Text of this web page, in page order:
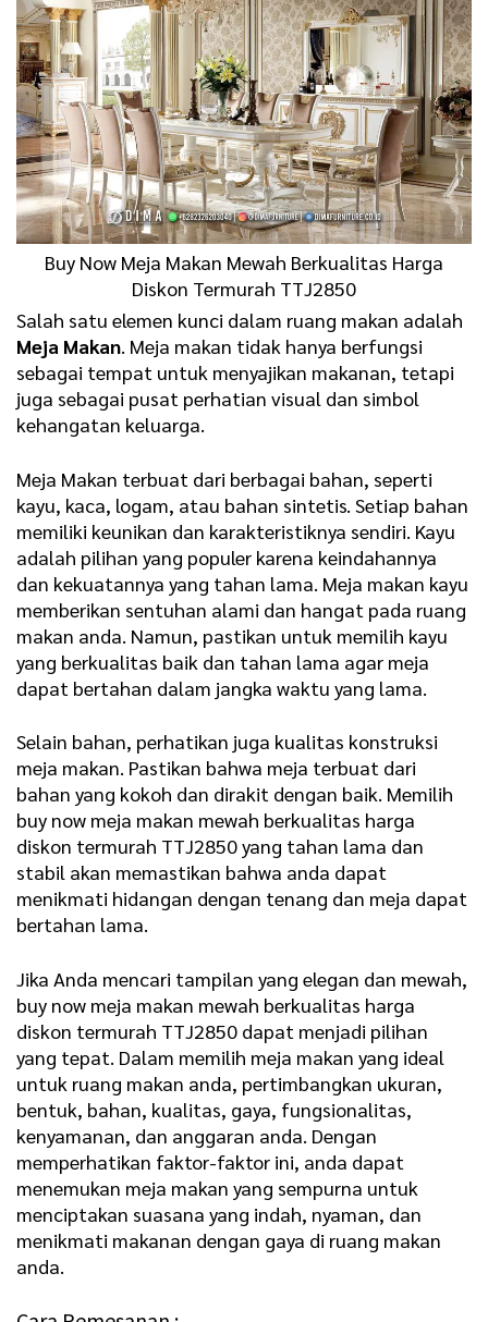
Buy Now Meja Makan Mewah Berkualitas Harga
Diskon Termurah TTJ2850
Salah satu elemen kunci dalam ruang makan adalah
Meja Makan. Meja makan tidak hanya berfungsi
sebagai tempat untuk menyajikan makanan, tetapi
juga sebagai pusat perhatian visual dan simbol
kehangatan keluarga.
Meja Makan terbuat dari berbagai bahan, seperti
kayu, kaca, logam, atau bahan sintetis. Setiap bahan
memiliki keunikan dan karakteristiknya sendiri. Kayu
adalah pilihan yang populer karena keindahannya
dan kekuatannya yang tahan lama. Meja makan kayu
memberikan sentuhan alami dan hangat pada ruang
makan anda. Namun, pastikan untuk memilih kayu
yang berkualitas baik dan tahan lama agar meja
dapat bertahan dalam jangka waktu yang lama.
Selain bahan, perhatikan juga kualitas konstruksi
meja makan. Pastikan bahwa meja terbuat dari
bahan yang kokoh dan dirakit dengan baik. Memilih
buy now meja makan mewah berkualitas harga
diskon termurah TTJ2850 yang tahan lama dan
stabil akan memastikan bahwa anda dapat
menikmati hidangan dengan tenang dan meja dapat
bertahan lama.
Jika Anda mencari tampilan yang elegan dan mewah,
buy now meja makan mewah berkualitas harga
diskon termurah TTJ2850 dapat menjadi pilihan
yang tepat. Dalam memilih meja makan yang ideal
untuk ruang makan anda, pertimbangkan ukuran,
bentuk, bahan, kualitas, gaya, fungsionalitas,
kenyamanan, dan anggaran anda. Dengan
memperhatikan faktor-faktor ini, anda dapat
menemukan meja makan yang sempurna untuk
menciptakan suasana yang indah, nyaman, dan
menikmati makanan dengan gaya di ruang makan
anda.